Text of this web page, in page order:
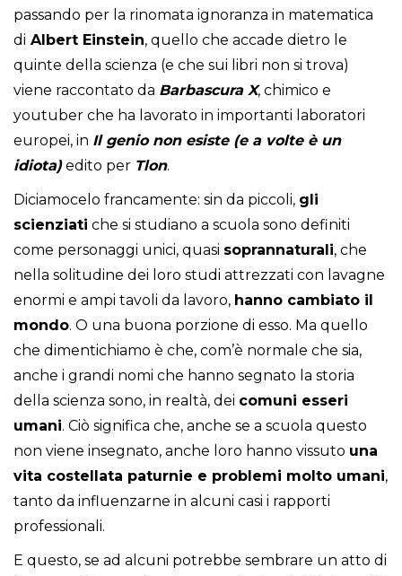
passando per la rinomata ignoranza in matematica
di Albert Einstein, quello che accade dietro le
quinte della scienza (e che sui libri non si trova)
viene raccontato da Barbascura X, chimico e
youtuber che ha lavorato in importanti laboratori
europei, in Il genio non esiste (e a volte è un
idiota) edito per Tlon.
Diciamocelo francamente: sin da piccoli, gli
scienziati che si studiano a scuola sono definiti
come personaggi unici, quasi soprannaturali, che
nella solitudine dei loro studi attrezzati con lavagne
enormi e ampi tavoli da lavoro, hanno cambiato il
mondo. O una buona porzione di esso. Ma quello
che dimentichiamo è che, com’è normale che sia,
anche i grandi nomi che hanno segnato la storia
della scienza sono, in realtà, dei comuni esseri
umani. Ciò significa che, anche se a scuola questo
non viene insegnato, anche loro hanno vissuto una
vita costellata paturnie e problemi molto umani,
tanto da influenzarne in alcuni casi i rapporti
professionali.
E questo, se ad alcuni potrebbe sembrare un atto di